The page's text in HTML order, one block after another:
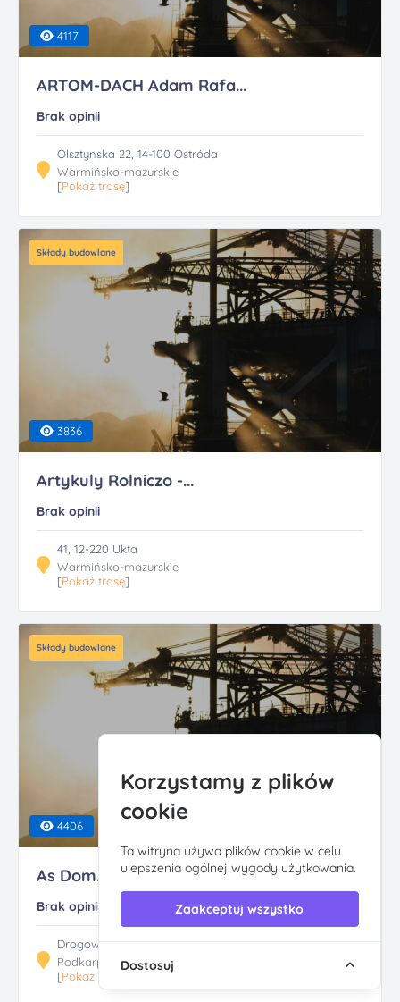
4117
ARTOM-DACH Adam Rafa...
Brak opinii
Olsztynska 22, 14-100 Ostróda
Warmińsko-mazurskie
[Pokaż trasę]
Składy budowlane
3836
Artykuly Rolniczo -...
Brak opinii
41, 12-220 Ukta
Warmińsko-mazurskie
[Pokaż trasę]
Składy budowlane
4406
As Dom. Materialy bu...
Brak opinii
Drogowcow 7, 39-200 Dębica
Podkarpackie
[Pokaż trasę
Korzystamy z plików
cookie
Ta witryna używa plików cookie w celu
ulepszenia ogólnej wygody użytkowania.
Zaakceptuj wszystko
Dostosuj